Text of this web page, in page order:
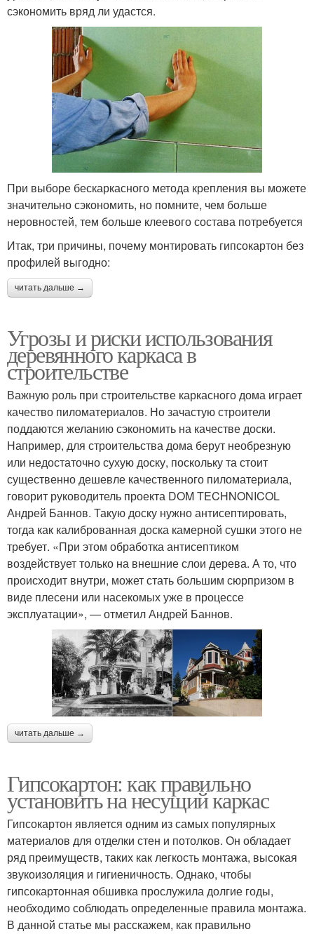
сэкономить вряд ли удастся.
При выборе бескаркасного метода крепления вы можете
значительно сэкономить, но помните, чем больше
неровностей, тем больше клеевого состава потребуется
Итак, три причины, почему монтировать гипсокартон без
профилей выгодно:
читать дальше →
Угрозы и риски использования
деревянного каркаса в
строительстве
Важную роль при строительстве каркасного дома играет
качество пиломатериалов. Но зачастую строители
поддаются желанию сэкономить на качестве доски.
Например, для строительства дома берут необрезную
или недостаточно сухую доску, поскольку та стоит
существенно дешевле качественного пиломатериала,
говорит руководитель проекта DOM TECHNONICOL
Андрей Баннов. Такую доску нужно антисептировать,
тогда как калиброванная доска камерной сушки этого не
требует. «При этом обработка антисептиком
воздействует только на внешние слои дерева. А то, что
происходит внутри, может стать большим сюрпризом в
виде плесени или насекомых уже в процессе
эксплуатации», — отметил Андрей Баннов.
читать дальше →
Гипсокартон: как правильно
установить на несущий каркас
Гипсокартон является одним из самых популярных
материалов для отделки стен и потолков. Он обладает
ряд преимуществ, таких как легкость монтажа, высокая
звукоизоляция и гигиеничность. Однако, чтобы
гипсокартонная обшивка прослужила долгие годы,
необходимо соблюдать определенные правила монтажа.
В данной статье мы расскажем, как правильно